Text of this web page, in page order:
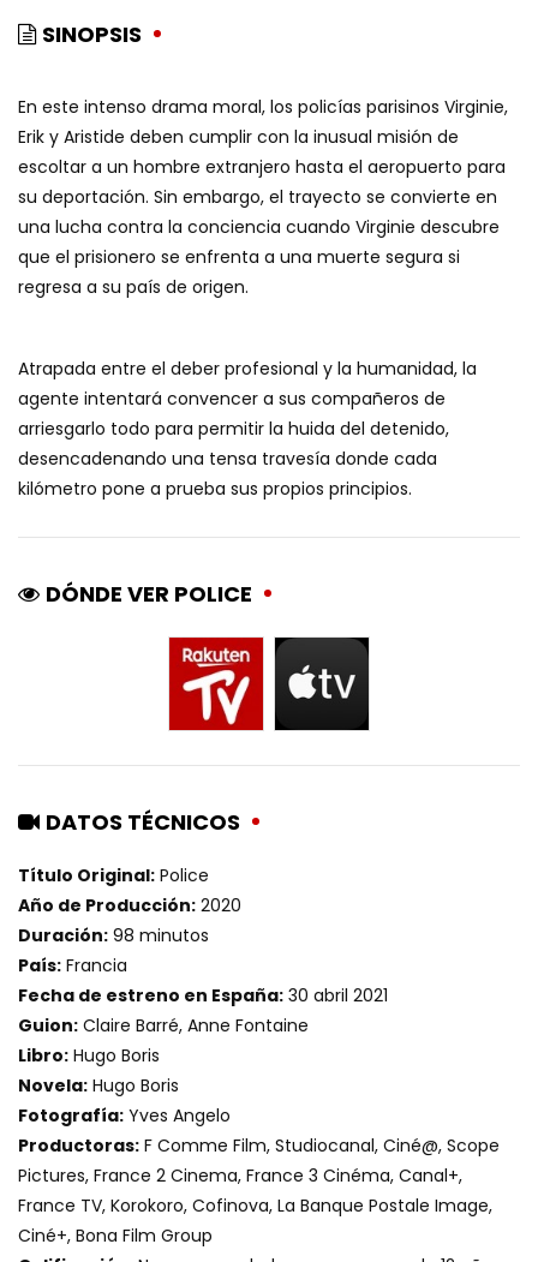
SINOPSIS
En este intenso drama moral, los policías parisinos Virginie,
Erik y Aristide deben cumplir con la inusual misión de
escoltar a un hombre extranjero hasta el aeropuerto para
su deportación. Sin embargo, el trayecto se convierte en
una lucha contra la conciencia cuando Virginie descubre
que el prisionero se enfrenta a una muerte segura si
regresa a su país de origen.
Atrapada entre el deber profesional y la humanidad, la
agente intentará convencer a sus compañeros de
arriesgarlo todo para permitir la huida del detenido,
desencadenando una tensa travesía donde cada
kilómetro pone a prueba sus propios principios.
DÓNDE VER POLICE
DATOS TÉCNICOS
Título Original: Police
Año de Producción: 2020
Duración: 98 minutos
País: Francia
Fecha de estreno en España: 30 abril 2021
Guion: Claire Barré, Anne Fontaine
Libro: Hugo Boris
Novela: Hugo Boris
Fotografía: Yves Angelo
Productoras: F Comme Film, Studiocanal, Ciné@, Scope
Pictures, France 2 Cinema, France 3 Cinéma, Canal+,
France TV, Korokoro, Cofinova, La Banque Postale Image,
Ciné+, Bona Film Group